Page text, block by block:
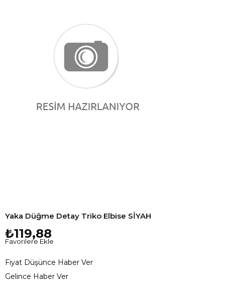
Yaka Düğme Detay Triko Elbise SİYAH
₺119,88
Favorilere Ekle
Fiyat Düşünce Haber Ver
Gelince Haber Ver